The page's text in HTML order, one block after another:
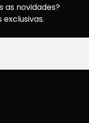
as novidades?